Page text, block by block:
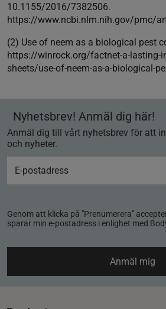
10.1155/2016/7382506.
https://www.ncbi.nlm.nih.gov/pmc/
(2) Use of neem as a biological pest
https://winrock.org/factnet-a-lasting-
sheets/use-of-neem-as-a-biological-
Nyhetsbrev! Anmäl dig här!
Anmäl dig till vårt nyhetsbrev för att
och nyheter.
Genom att klicka på "Prenumerera"
sparar min e-postadress i enlighet med
Anmäl mig